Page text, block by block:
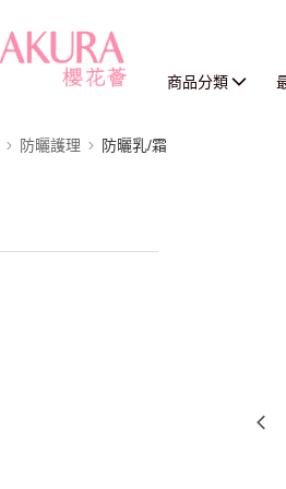
商品分類
防曬護理 防曬乳/霜